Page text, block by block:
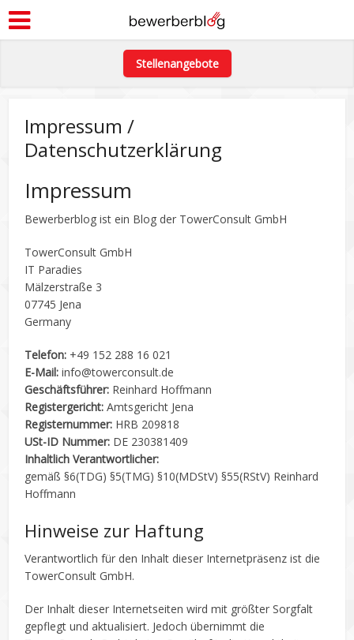
Stellenangebote
Impressum /
Datenschutzerklärung
Impressum
Bewerberblog ist ein Blog der TowerConsult GmbH
TowerConsult GmbH
IT Paradies
Mälzerstraße 3
07745 Jena
Germany
Telefon: +49 152 288 16 021
E-Mail:info@towerconsult.de
Geschäftsführer: Reinhard Hoffmann
Registergericht: Amtsgericht Jena
Registernummer: HRB 209818
USt-ID Nummer: DE 230381409
Inhaltlich Verantwortlicher:
gemäß §6(TDG) §5(TMG) §10(MDStV) §55(RStV) Reinhard
Hoffmann
Hinweise zur Haftung
Verantwortlich für den Inhalt dieser Internetpräsenz ist die
TowerConsult GmbH.
Der Inhalt dieser Internetseiten wird mit größter Sorgfalt
gepflegt und aktualisiert. Jedoch übernimmt die